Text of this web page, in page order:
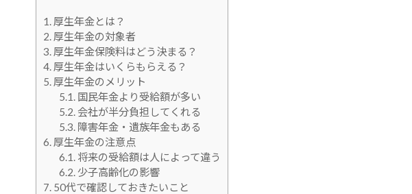
1.厚生年金とは？
2.厚生年金の対象者
3.厚生年金保険料はどう決まる？
4.厚生年金はいくらもらえる？
5.厚生年金のメリット
5.1.国民年金より受給額が多い
5.2.会社が半分負担してくれる
5.3.障害年金・遺族年金もある
6.厚生年金の注意点
6.1.将来の受給額は人によって違う
6.2.少子高齢化の影響
7.50代で確認しておきたいこと